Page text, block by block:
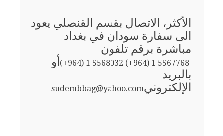
الأكثر، الاتصال بقسم القنصلي يعود
الى سفارة سودان في بغداد
مباشرة برقم تلفون
(+964) 1 5568032 (+964) 1 5567768أو
بالبريد
الإلكترونيsudembbag@yahoo.com